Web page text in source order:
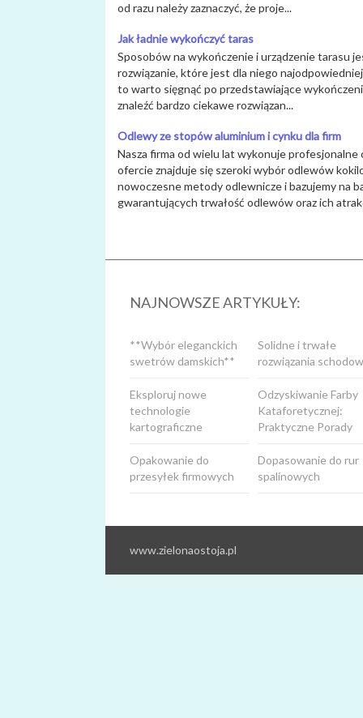
od razu należy zaznaczyć, że proje...
Jak ładnie wykończyć taras
Sposobów na wykończenie i urządzenie tarasu
rozwiązanie, które jest dla niego
to warto sięgnąć po przedstawiające
znaleźć bardzo ciekawe rozwiązan...
Odlewy ze stopów aluminium i cynku dla firm
Nasza firma od wielu lat wykonuje
ofercie znajduje się szeroki wybór odlewów
nowoczesne metody odlewnicze i bazujemy na
gwarantujących trwałość odlewów oraz ich
NAJNOWSZE ARTYKUŁY:
Solidne i trwałe
rozwiązania
**Wybór eleganckich
swetrów damskich**
Odzyskiwanie Farby
Kataforetycznej:
Praktyczne Porady
Eksploruj nowe
technologie
kartograficzne
Dopasowanie do rur
spalinowych
Opakowanie do
przesyłek firmowych
www.zielonaostoja.pl